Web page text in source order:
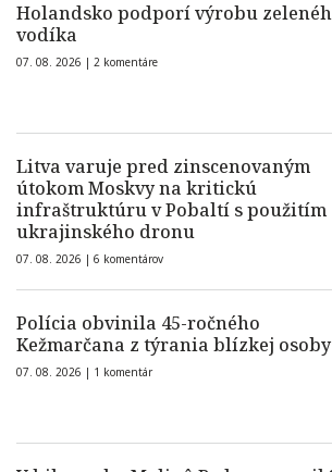
Holandsko podporí výrobu
vodíka
07. 08. 2026 | 2 komentáre
Litva varuje pred zinscenovaným
útokom Moskvy na kritickú
infraštruktúru v Pobaltí s použitím
ukrajinského dronu
07. 08. 2026 | 6 komentárov
Polícia obvinila 45-ročného
Kežmarčana z týrania blízkej osoby
07. 08. 2026 | 1 komentár